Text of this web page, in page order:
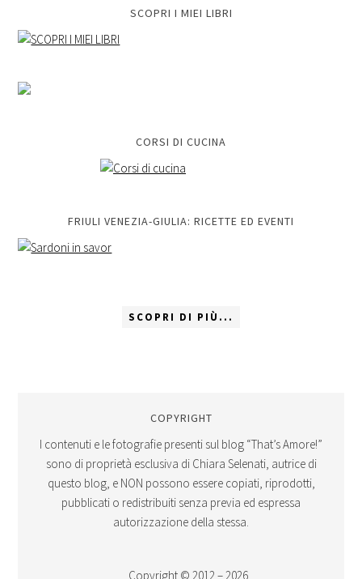
SCOPRI I MIEI LIBRI
CORSI DI CUCINA
FRIULI VENEZIA-GIULIA: RICETTE ED EVENTI
SCOPRI DI PIÙ...
COPYRIGHT
I contenuti e le fotografie presenti sul blog “That’s Amore!”
sono di proprietà esclusiva di Chiara Selenati, autrice di
questo blog, e NON possono essere copiati, riprodotti,
pubblicati o redistribuiti senza previa ed espressa
autorizzazione della stessa.
Copyright © 2012 – 2026